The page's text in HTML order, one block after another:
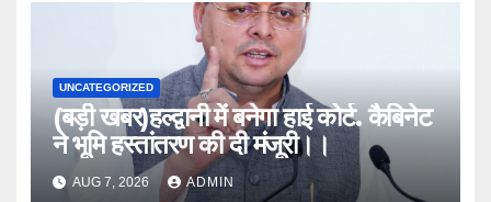
UNCATEGORIZED
(बड़ी खबर)हल्द्वानी में बनेगा हाई कोर्ट. कैबिनेट
ने भूमि हस्तांतरण की दी मंजूरी।।
AUG 7, 2026 ADMIN